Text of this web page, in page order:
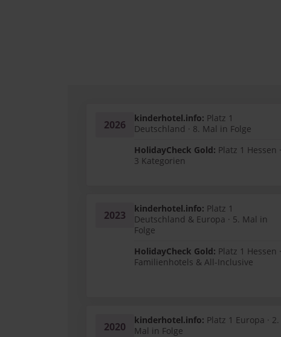
2026 kinderhotel.info: Platz 1
Deutschland · 8. Mal in Folge
HolidayCheck Gold: Platz 1 Hessen ·
3 Kategorien
2023 kinderhotel.info: Platz 1
Deutschland & Europa · 5. Mal in
Folge
HolidayCheck Gold: Platz 1 Hessen ·
Familienhotels & All-Inclusive
2020 kinderhotel.info: Platz 1 Europa · 2.
Mal in Folge